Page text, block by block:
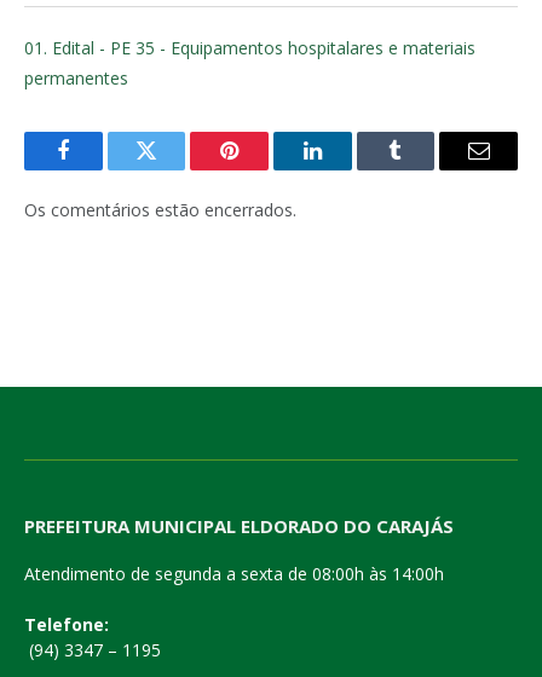
01. Edital - PE 35 - Equipamentos hospitalares e materiais
permanentes
FacebookTwitter Pinterest LinkedInTumblr
E-
Os comentários estão encerrados.
PREFEITURA MUNICIPAL ELDORADO DO CARAJÁS
Atendimento de segunda a sexta de 08:00h às 14:00h
Telefone:
(94) 3347 – 1195